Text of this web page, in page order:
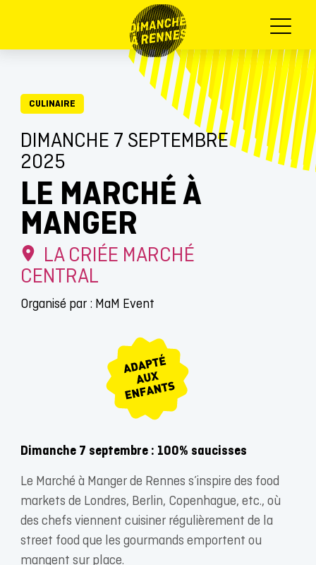
Menu
CULINAIRE
DIMANCHE 7 SEPTEMBRE
2025
LE MARCHÉ À
MANGER
LA CRIÉE MARCHÉ
CENTRAL
Organisé par : MaM Event
Dimanche 7 septembre : 100% saucisses
Le Marché à Manger de Rennes s’inspire des food
markets de Londres, Berlin, Copenhague, etc., où
des chefs viennent cuisiner régulièrement de la
street food que les gourmands emportent ou
mangent sur place.